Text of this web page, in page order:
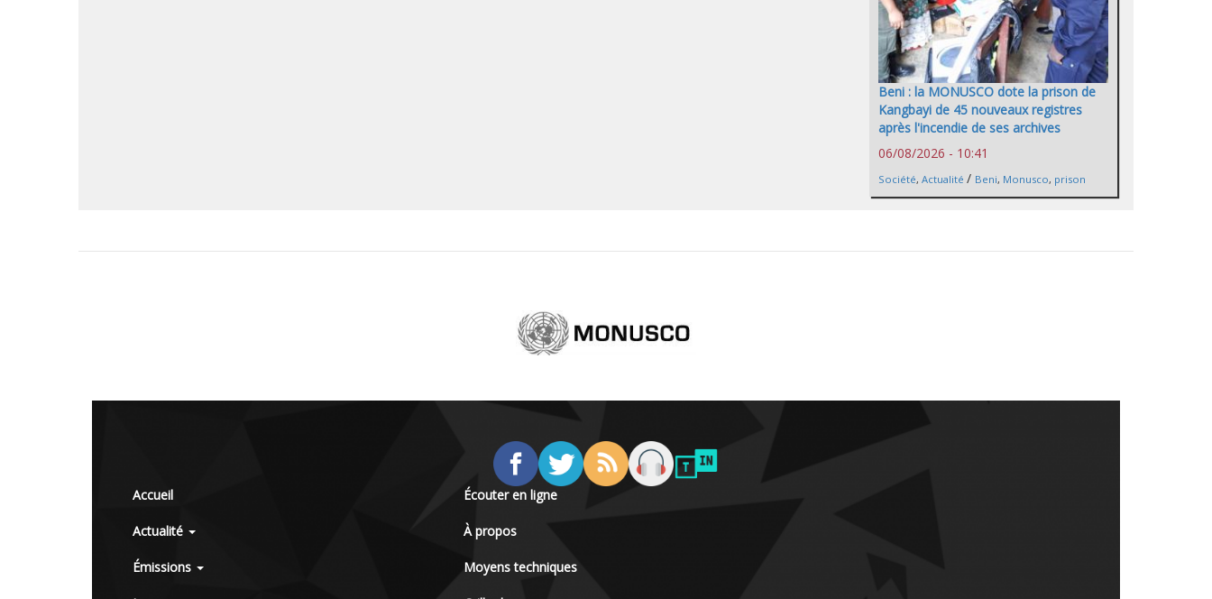
Beni : la MONUSCO dote la prison de
Kangbayi de 45 nouveaux registres
après l'incendie de ses archives
06/08/2026 - 10:41
Société, Actualité / Beni, Monusco, prison
Accueil
Actualité
Émissions
Écouter en ligne
À propos
Moyens techniques